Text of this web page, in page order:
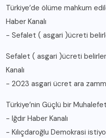
Türkiye’de ölüme mahkum
Haber Kanalı
- Sefalet ( asgari )ücreti
Sefalet ( asgari )ücreti
Kanalı
- 2023 asgari ücret ara
Türkiye’nin Güçlü bir
- Iğdır Haber Kanalı
- Kılıçdaroğlu Demokrasi